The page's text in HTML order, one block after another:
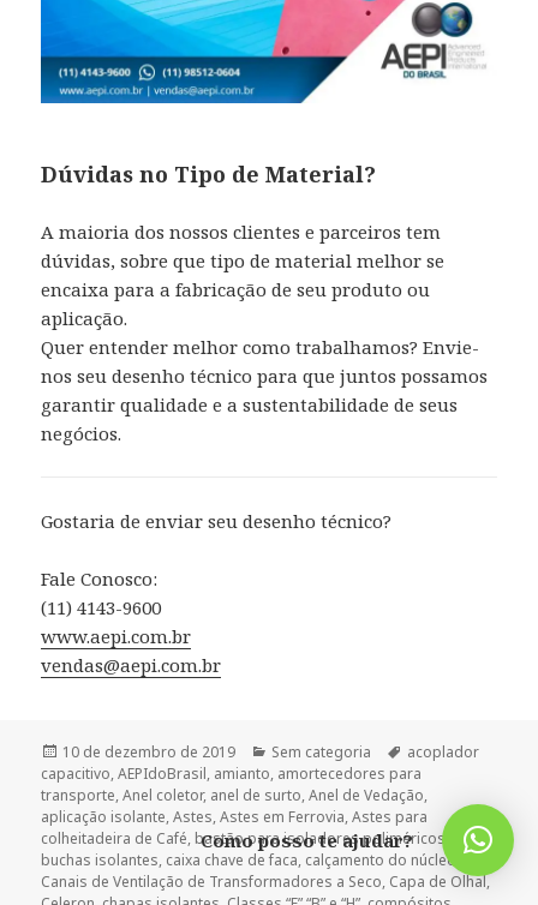
Dúvidas no Tipo de Material?
A maioria dos nossos clientes e parceiros tem
dúvidas, sobre que tipo de material melhor se
encaixa para a fabricação de seu produto ou
aplicação.
Quer entender melhor como trabalhamos? Envie-
nos seu desenho técnico para que juntos possamos
garantir qualidade e a sustentabilidade de seus
negócios.
Gostaria de enviar seu desenho técnico?
Fale Conosco:
(11) 4143-9600
www.aepi.com.br
vendas@aepi.com.br
Publicado
em
10 de dezembro de 2019 Categorias
Sem categoria Tags
acoplador
capacitivo,AEPIdoBrasil, amianto, amortecedores para
transporte,Anel coletor, anel de surto,Anel de Vedação,
aplicação isolante,Astes,Astes em Ferrovia,Astes para
colheitadeira de Café, bastão para isoladores poliméricos
buchas isolantes, caixa chave de faca, calçamento do núcleo
Canais de Ventilação de Transformadores a Seco, Capa de Olhal,
Como posso te ajudar?